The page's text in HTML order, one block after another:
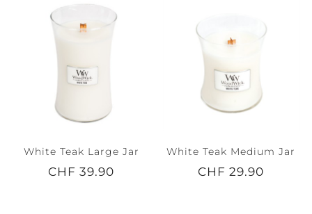
White Teak Large Jar
CHF 39.90
White Teak Medium Jar
CHF 29.90